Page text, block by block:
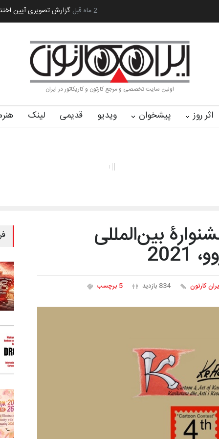
گزارش به یاد اردوغان باشول (۱۹۳۶–۲۰۲۶)
2 ماه قبل
اولین سایت تخصصی و مرجع کارتون و کاریکاتور در ایران
اثر روز پیشخوان ویدیو قدیمی لینک
بین‌المللی
کارتون 834 بازدید 5 برچسب